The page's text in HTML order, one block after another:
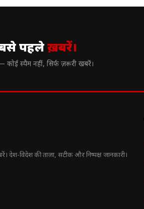
पहलेख़बरें।
कोई स्पैम नहीं, सिर्फ ज़रूरी खबरें।
देश-विदेश की ताज़ा, सटीक और निष्पक्ष जानकारी।